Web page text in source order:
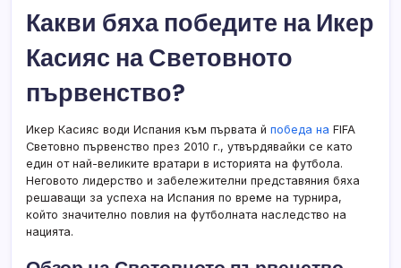
Какви бяха победите на Икер
Касияс на Световното
първенство?
Икер Касияс води Испания към първата й победа на FIFA
Световно първенство през 2010 г., утвърдявайки се като
един от най-великите вратари в историята на футбола.
Неговото лидерство и забележителни представяния бяха
решаващи за успеха на Испания по време на турнира,
който значително повлия на футболната наследство на
нацията.